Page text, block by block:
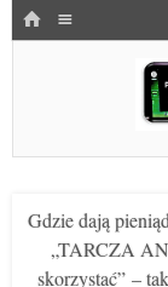
HOME
Pulsarowy.pl
Gdzie dają
„TARCZA
skorzystać” –